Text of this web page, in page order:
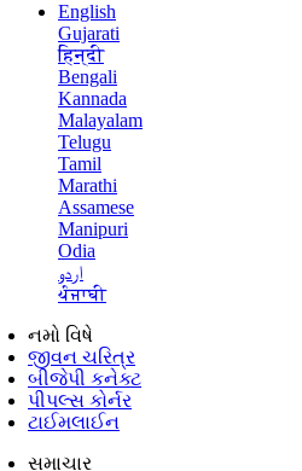
English
Gujarati
हिन्दी
Bengali
Kannada
Malayalam
Telugu
Tamil
Marathi
Assamese
Manipuri
Odia
اردو
ਪੰਜਾਬੀ
નમો વિષે
જીવન ચરિત્ર
બીજેપી કનેક્ટ
પીપલ્સ કોર્નર
ટાઈમલાઈન
સમાચાર